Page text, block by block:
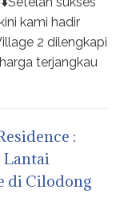
kami hadir
2 dilengkapi
terjangkau
:
Lantai
di Cilodong